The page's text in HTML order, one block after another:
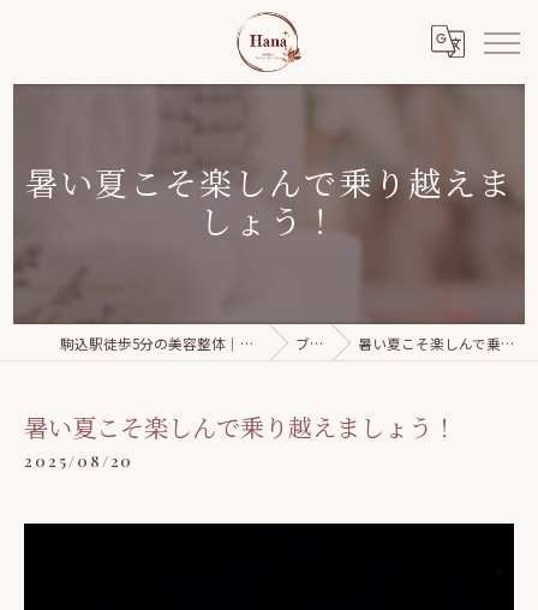
暑い夏こそ楽しんで乗り越えま
しょう！
駒込駅徒歩5分の美容整体｜Relaxation salon Hana ブログ 暑い夏こそ楽しんで乗り越えましょう！
暑い夏こそ楽しんで乗り越えましょう！
2025/08/20